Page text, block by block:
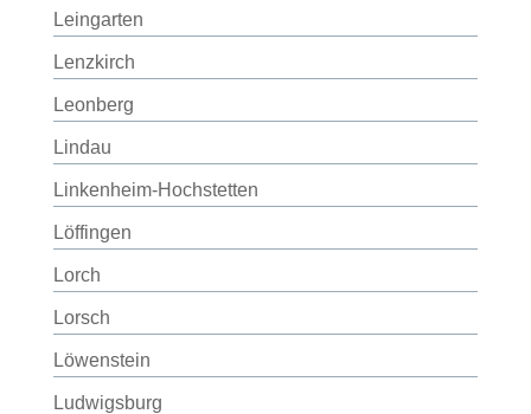
Leingarten
Lenzkirch
Leonberg
Lindau
Linkenheim-Hochstetten
Löffingen
Lorch
Lorsch
Löwenstein
Ludwigsburg